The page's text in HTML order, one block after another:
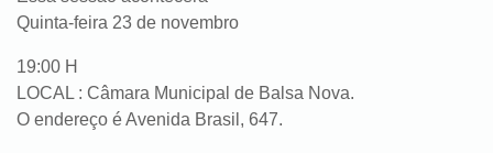
Quinta-feira 23 de novembro
19:00 H
LOCAL : Câmara Municipal de Balsa Nova.
O endereço é Avenida Brasil, 647.